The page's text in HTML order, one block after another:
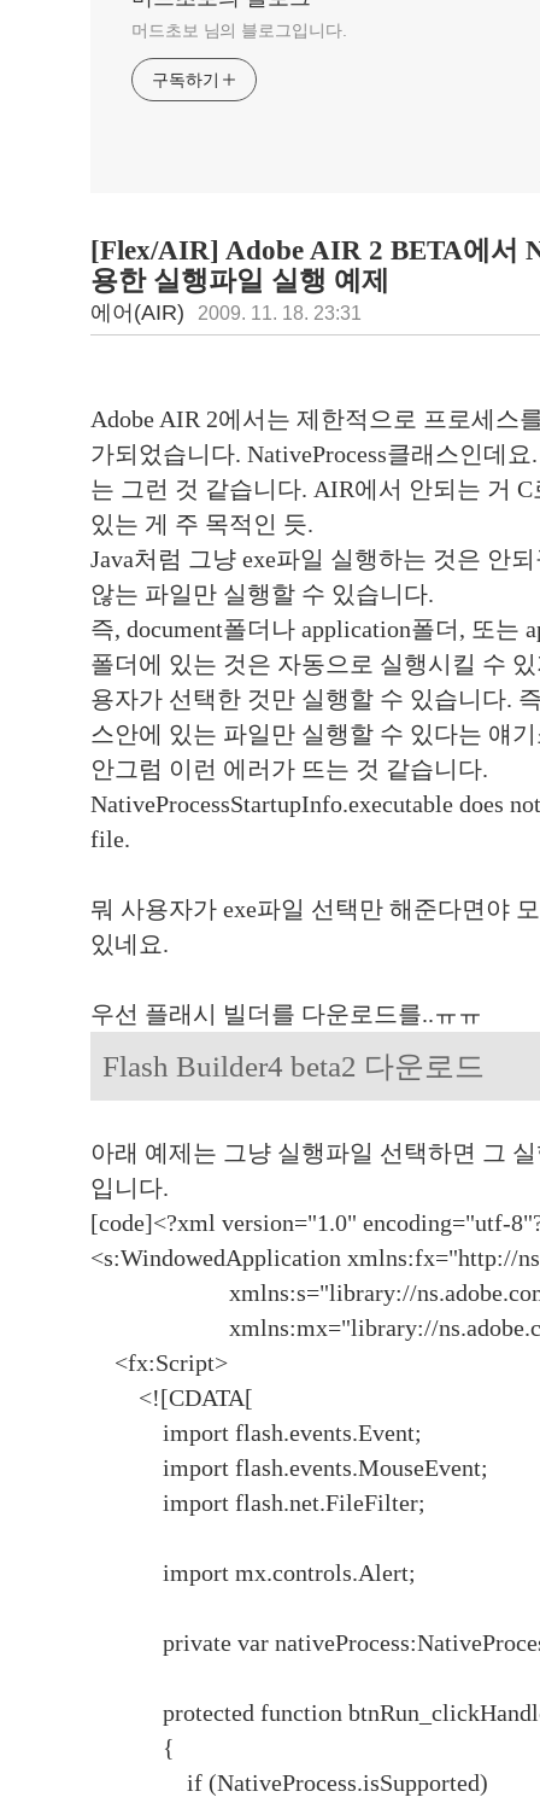
머드초보 님의 블로그입니다.
구독하기
[Flex/AIR] Adobe AIR 2 BETA에서
용한 실행파일 실행 예제
에어(AIR) 2009. 11. 18. 23:31
Adobe AIR 2에서는 제한적으로 프로세스
가되었습니다. NativeProcess클래스인데
는 그런 것 같습니다. AIR에서 안되는 거
있는 게 주 목적인 듯.
Java처럼 그냥 exe파일 실행하는 것은 안
않는 파일만 실행할 수 있습니다.
즉, document폴더나 application폴더, 또는
폴더에 있는 것은 자동으로 실행시킬 수
용자가 선택한 것만 실행할 수 있습니다.
스안에 있는 파일만 실행할 수 있다는 얘
안그럼 이런 에러가 뜨는 것 같습니다.
NativeProcessStartupInfo.executable does
file.
뭐 사용자가 exe파일 선택만 해준다면야
있네요.
우선 플래시 빌더를 다운로드를..ㅠㅠ
Flash Builder4 beta2 다운로드
아래 예제는 그냥 실행파일 선택하면 그
입니다.
[code]<?xml version="1.0" encoding="utf-
<s:WindowedApplication xmlns:fx="http://
xmlns:s="library://ns.adobe.com/
xmlns:mx="library://
<fx:Script>
<![CDATA[
import flash.events.Event;
import flash.events.MouseEvent;
import flash.net.FileFilter;
import mx.controls.Alert;
private var
protected function
{
if (NativeProcess.isSupported)